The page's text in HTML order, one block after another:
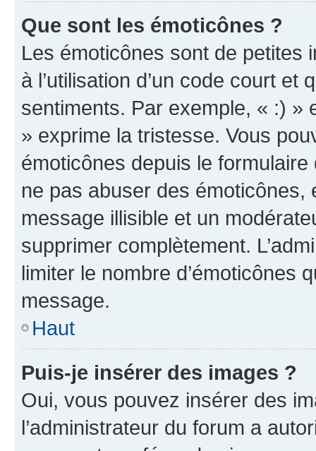
Que sont les émoticônes ?
Les émoticônes sont de petites
à l’utilisation d’un code court et
sentiments. Par exemple, « :) »
» exprime la tristesse. Vous
émoticônes depuis le
ne pas abuser des
message illisible et un
supprimer complètement.
limiter le nombre d’émoticônes
message.
Haut
Puis-je insérer des images ?
Oui, vous pouvez insérer des
l’administrateur du forum a